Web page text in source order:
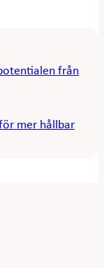
från
mer hållbar